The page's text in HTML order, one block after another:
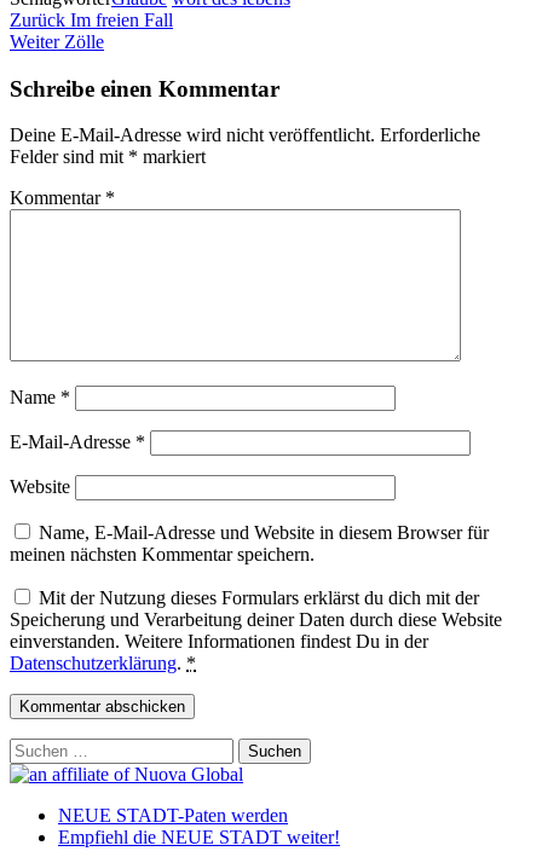
Beitragsnavigation
Vorheriger
Beitrag
Zurück Im freien Fall
Nächster
Weiter Zölle
Schreibe einen Kommentar
Deine E-Mail-Adresse wird nicht veröffentlicht. Erforderliche
Felder sind mit * markiert
Kommentar *
Name *
E-Mail-Adresse *
Website
Name, E-Mail-Adresse und Website in diesem Browser für
meinen nächsten Kommentar speichern.
Mit der Nutzung dieses Formulars erklärst du dich mit der
Speicherung und Verarbeitung deiner Daten durch diese Website
einverstanden. Weitere Informationen findest Du in der
Datenschutzerklärung. *
Suchen
nach:
NEUE STADT-Paten werden
Empfiehl die NEUE STADT weiter!